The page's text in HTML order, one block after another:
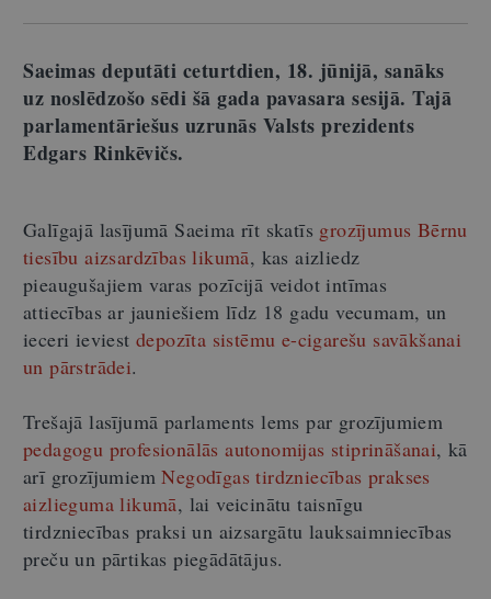
Saeimas deputāti ceturtdien, 18. jūnijā, sanāks
uz noslēdzošo sēdi šā gada pavasara sesijā. Tajā
parlamentāriešus uzrunās Valsts prezidents
Edgars Rinkēvičs.
Galīgajā lasījumā Saeima rīt skatīs grozījumus Bērnu
tiesību aizsardzības likumā, kas aizliedz
pieaugušajiem varas pozīcijā veidot intīmas
attiecības ar jauniešiem līdz 18 gadu vecumam, un
ieceri ieviestdepozīta sistēmu e-cigarešu savākšanai
un pārstrādei.
Trešajā lasījumā parlaments lems par grozījumiem
pedagogu profesionālās autonomijas stiprināšanai, kā
arī grozījumiemNegodīgas tirdzniecības prakses
aizlieguma likumā, lai veicinātu taisnīgu
tirdzniecības praksi un aizsargātu lauksaimniecības
preču un pārtikas piegādātājus.